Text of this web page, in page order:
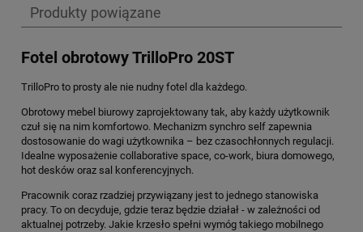
Produkty powiązane
Fotel obrotowy TrilloPro 20ST
TrilloPro to prosty ale nie nudny fotel dla każdego.
Obrotowy mebel biurowy zaprojektowany tak, aby każdy użytkownik
czuł się na nim komfortowo. Mechanizm synchro self zapewnia
dostosowanie do wagi użytkownika – bez czasochłonnych regulacji.
Idealne wyposażenie collaborative space, co-work, biura domowego,
hot desków oraz sal konferencyjnych.
Pracownik coraz rzadziej przywiązany jest to jednego stanowiska
pracy. To on decyduje, gdzie teraz będzie działał - w zależności od
aktualnej potrzeby. Jakie krzesło spełni wymóg takiego mobilnego